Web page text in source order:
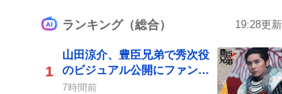
ランキング（総合） 19:28更新
1
山田涼介、豊臣兄弟で秀次役
のビジュアル公開にファン歓
喜が話題に
7時間前